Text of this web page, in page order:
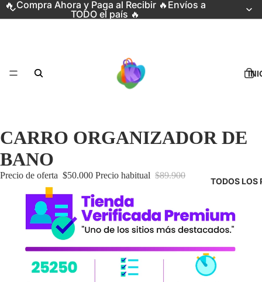
🔥 Compra Ahora y Paga al Recibir 🔥Envíos a
TODO el país 🔥
TODOS LOS
CARRO ORGANIZADOR DE
BANO
Precio de oferta $50.000 Precio habitual $89.900